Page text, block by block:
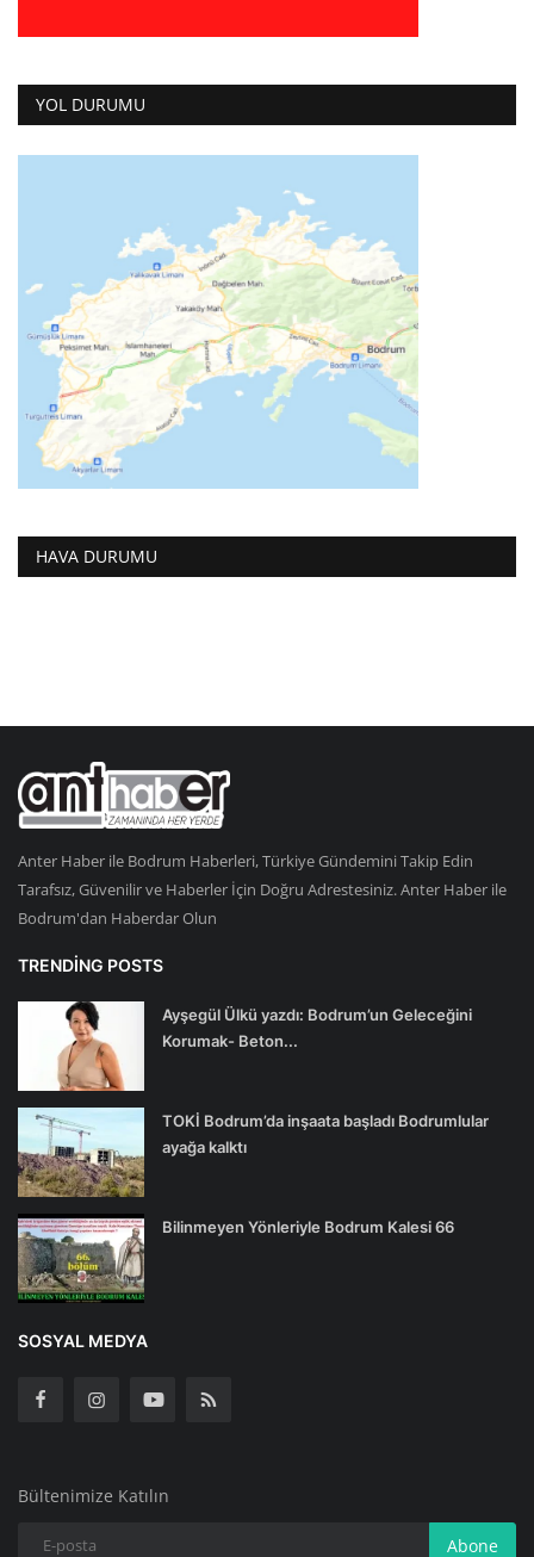
YOL DURUMU
HAVA DURUMU
Anter Haber ile Bodrum Haberleri, Türkiye Gündemini Takip Edin
Tarafsız, Güvenilir ve Haberler İçin Doğru Adrestesiniz. Anter Haber ile
Bodrum'dan Haberdar Olun
TRENDING POSTS
Ayşegül Ülkü yazdı: Bodrum’un Geleceğini
Korumak- Beton...
TOKİ Bodrum’da inşaata başladı Bodrumlular
ayağa kalktı
Bilinmeyen Yönleriyle Bodrum Kalesi 66
SOSYAL MEDYA
Bültenimize Katılın
Abone